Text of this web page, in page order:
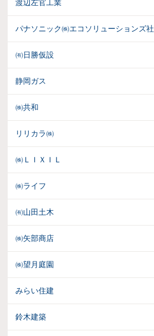
渡辺左官工業
パナソニック㈱エコソリューションズ社
㈲日勝仮設
静岡ガス
㈱共和
リリカラ㈱
㈱ＬＩＸＩＬ
㈱ライフ
㈲山田土木
㈱矢部商店
㈱望月庭園
みらい住建
鈴木建築